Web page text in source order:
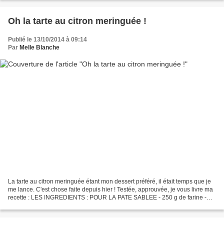
Oh la tarte au citron meringuée !
Publié le 13/10/2014 à 09:14
Par Melle Blanche
La tarte au citron meringuée étant mon dessert préféré, il était temps que je
me lance. C'est chose faite depuis hier ! Testée, approuvée, je vous livre ma
recette : LES INGREDIENTS : POUR LA PATE SABLEE - 250 g de farine -